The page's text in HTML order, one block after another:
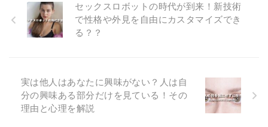
セックスロボットの時代が到来！新技術
で性格や外見を自由にカスタマイズでき
る？？
実は他人はあなたに興味がない？人は自
分の興味ある部分だけを見ている！その
理由と心理を解説